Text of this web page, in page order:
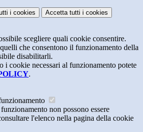
i cookies Accetta tutti i cookies
scegliere quali cookie consentire.
che consentono il funzionamento della
disabilitarli.
i cookie necessari al funzionamento potete
.
non possono essere
l'elenco nella pagina della cookie